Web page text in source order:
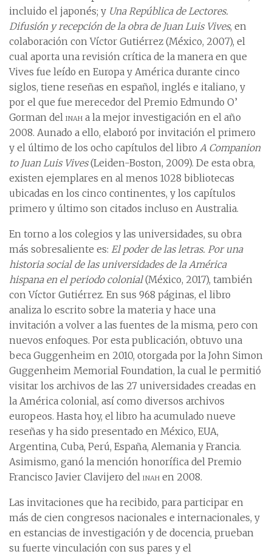
incluido el japonés; y Una República de Lectores.
Difusión y recepción de la obra de Juan Luis Vives, en
colaboración con Víctor Gutiérrez (México, 2007), el
cual aporta una revisión crítica de la manera en que
Vives fue leído en Europa y América durante cinco
siglos, tiene reseñas en español, inglés e italiano, y
por el que fue merecedor del Premio Edmundo O’
Gorman del inah a la mejor investigación en el año
2008. Aunado a ello, elaboró por invitación el primero
y el último de los ocho capítulos del libro A Companion
to Juan Luis Vives(Leiden-Boston, 2009). De esta obra,
existen ejemplares en al menos 1028 bibliotecas
ubicadas en los cinco continentes, y los capítulos
primero y último son citados incluso en Australia.
En torno a los colegios y las universidades, su obra
más sobresaliente es: El poder de las letras. Por una
historia social de las universidades de la América
hispana en el periodo colonial(México, 2017), también
con Víctor Gutiérrez. En sus 968 páginas, el libro
analiza lo escrito sobre la materia y hace una
invitación a volver a las fuentes de la misma, pero con
nuevos enfoques. Por esta publicación, obtuvo una
beca Guggenheim en 2010, otorgada por la John Simon
Guggenheim Memorial Foundation, la cual le permitió
visitar los archivos de las 27 universidades creadas en
la América colonial, así como diversos archivos
europeos. Hasta hoy, el libro ha acumulado nueve
reseñas y ha sido presentado en México, EUA,
Argentina, Cuba, Perú, España, Alemania y Francia.
Asimismo, ganó la mención honorífica del Premio
Francisco Javier Clavijero del inah en 2008.
Las invitaciones que ha recibido, para participar en
más de cien congresos nacionales e internacionales, y
en estancias de investigación y de docencia, prueban
su fuerte vinculación con sus pares y el